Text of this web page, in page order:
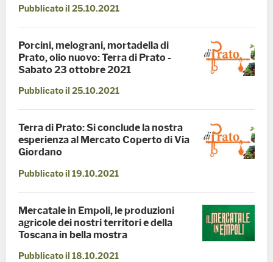
Pubblicato il 25.10.2021
Porcini, melograni, mortadella di
Prato, olio nuovo: Terra di Prato -
Sabato 23 ottobre 2021
Pubblicato il 25.10.2021
Terra di Prato: Si conclude la nostra
esperienza al Mercato Coperto di Via
Giordano
Pubblicato il 19.10.2021
Mercatale in Empoli, le produzioni
agricole dei nostri territori e della
Toscana in bella mostra
Pubblicato il 18.10.2021